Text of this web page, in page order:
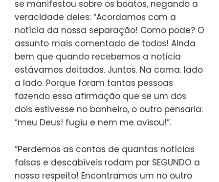
se manifestou sobre os boatos, negando a
veracidade deles: “Acordamos com a
notícia da nossa separação! Como pode? O
assunto mais comentado de todos! Ainda
bem que quando recebemos a notícia
estávamos deitados. Juntos. Na cama. lado
a lado. Porque foram tantas pessoas
fazendo essa afirmação que se um dos
dois estivesse no banheiro, o outro pensaria:
“meu Deus! fugiu e nem me avisou!”.
“Perdemos as contas de quantas notícias
falsas e descabíveis rodam por SEGUNDO a
nosso respeito! Encontramos um no outro